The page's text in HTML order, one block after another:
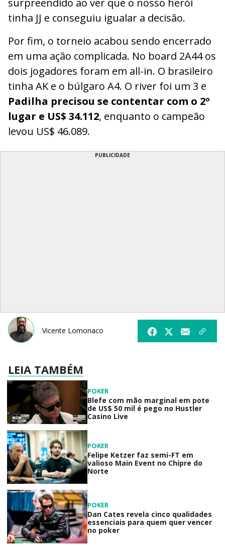
surpreendido ao ver que o nosso herói
tinha JJ e conseguiu igualar a decisão.
Por fim, o torneio acabou sendo encerrado
em uma ação complicada. No board 2A44 os
dois jogadores foram em all-in. O brasileiro
tinha AK e o búlgaro A4. O river foi um 3 e
Padilha precisou se contentar com o 2º
lugar e US$ 34.112, enquanto o campeão
levou US$ 46.089.
PUBLICIDADE
Vicente Lomonaco
LEIA TAMBÉM
POKER
Blefe com mão marginal em pote
de US$ 50 mil é pego no Hustler
Casino Live
POKER
Felipe Ketzer faz semi-FT em
valioso Main Event no Chipre do
Norte
POKER
Dan Cates revela cinco qualidades
essenciais para quem quer vencer
no poker